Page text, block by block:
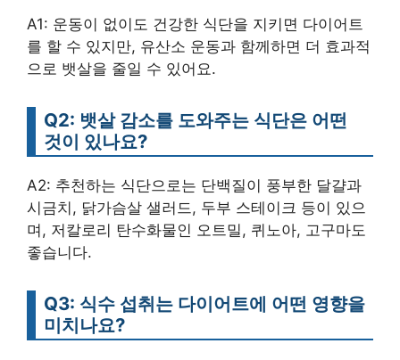
A1: 운동이 없이도 건강한 식단을 지키면 다이어트
를 할 수 있지만, 유산소 운동과 함께하면 더 효과적
으로 뱃살을 줄일 수 있어요.
Q2: 뱃살 감소를 도와주는 식단은 어떤
것이 있나요?
A2: 추천하는 식단으로는 단백질이 풍부한 달걀과
시금치, 닭가슴살 샐러드, 두부 스테이크 등이 있으
며, 저칼로리 탄수화물인 오트밀, 퀴노아, 고구마도
좋습니다.
Q3: 식수 섭취는 다이어트에 어떤 영향을
미치나요?